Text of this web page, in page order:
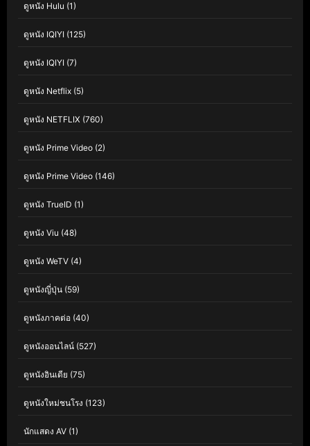
ดูหนัง Hulu (1)
ดูหนัง IQIYI (125)
ดูหนัง IQIYI (7)
ดูหนัง Netflix (5)
ดูหนัง NETFLIX (760)
ดูหนัง Prime Video (2)
ดูหนัง Prime Video (146)
ดูหนัง TrueID (1)
ดูหนัง Viu (48)
ดูหนัง WeTV (4)
ดูหนังญี่ปุ่น (59)
ดูหนังภาคต่อ (40)
ดูหนังออนไลน์ (527)
ดูหนังอินเดีย (75)
ดูหนังใหม่ชนโรง (123)
นักแสดง AV (1)